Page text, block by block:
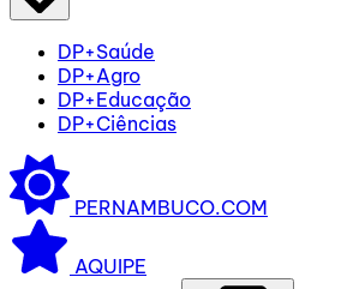
DP+Saúde
DP+Agro
DP+Educação
DP+Ciências
PERNAMBUCO.COM
AQUIPE